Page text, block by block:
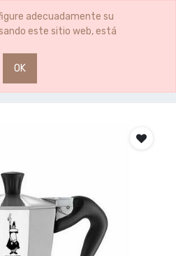
adecuadamente su
este sitio web, está
OK
0 0
MOKINA